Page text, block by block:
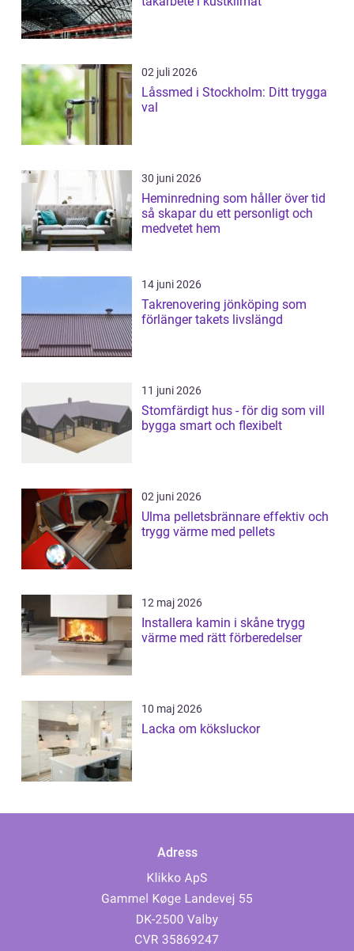
02 juli 2026
Låssmed i Stockholm: Ditt trygga
val
30 juni 2026
Heminredning som håller över tid
så skapar du ett personligt och
medvetet hem
14 juni 2026
Takrenovering jönköping som
förlänger takets livslängd
11 juni 2026
Stomfärdigt hus - för dig som vill
bygga smart och flexibelt
02 juni 2026
Ulma pelletsbrännare effektiv och
trygg värme med pellets
12 maj 2026
Installera kamin i skåne trygg
värme med rätt förberedelser
10 maj 2026
Lacka om köksluckor
Adress